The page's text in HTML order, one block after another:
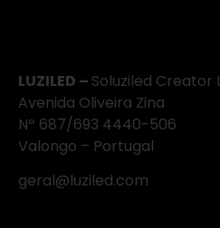
LUZILED – Soluziled Creator
Avenida Oliveira Zina
Nº 687/693 4440-506
Valongo – Portugal
geral@luziled.com